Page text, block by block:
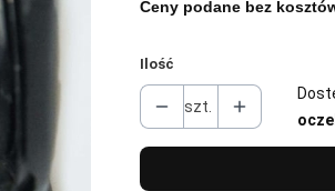
Ceny podane bez
Ilość
szt.